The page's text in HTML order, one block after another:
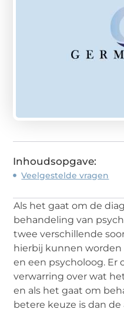
Inhoudsopgave:
Veelgestelde vragen
Als het gaat om de
behandeling van
twee verschillende
hierbij kunnen
en een psycholoog. Er
verwarring over wat
en als het gaat om
betere keuze is dan de